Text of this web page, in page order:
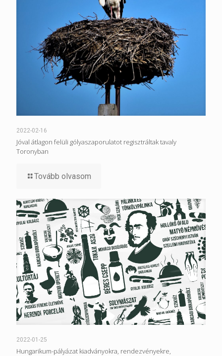
2022-02-16
Jóval átlagon felüli gólyaszaporulatot regisztráltak tavaly
Toronyban
Tovább olvasom
2022-01-25
Hungarikum-pályázat kiadványokra, rendezvényekre,